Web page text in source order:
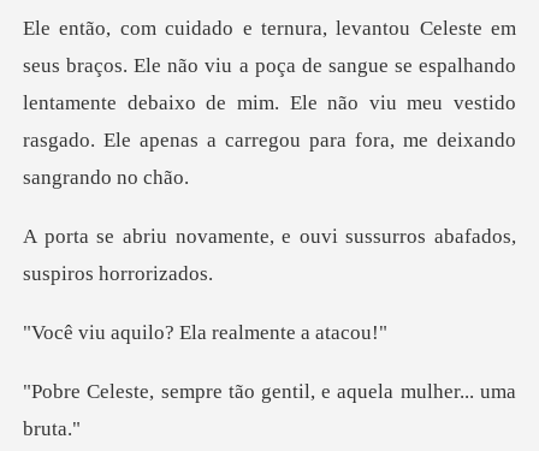
u a poça de sangue se espalhando
lentamente debaixo de mim. Ele não viu meu v
e, e ouvi sussurros abafa
lo? Ela realme
e tão gentil, e aquel